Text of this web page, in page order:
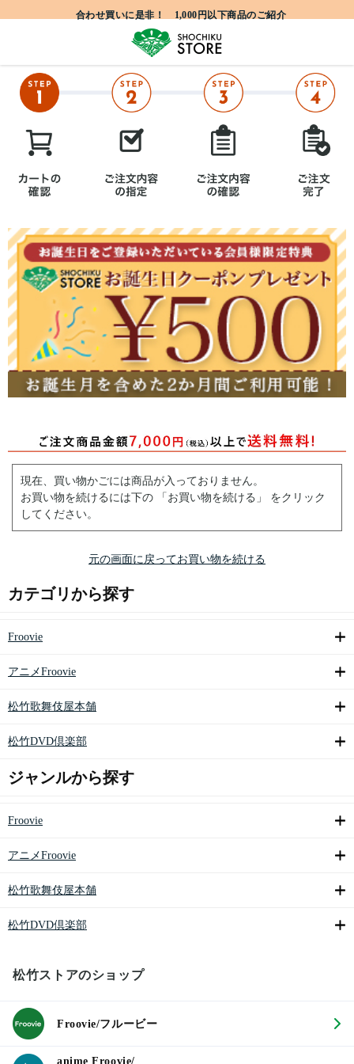
合わせ買いに是非！ 1,000円以下商品のご紹介
現在、買い物かごには商品が入っておりません。
お買い物を続けるには下の 「お買い物を続ける」 をクリック
してください。
元の画面に戻ってお買い物を続ける
カテゴリから探す
Froovie
アニメFroovie
松竹歌舞伎屋本舗
松竹DVD倶楽部
ジャンルから探す
Froovie
アニメFroovie
松竹歌舞伎屋本舗
松竹DVD倶楽部
松竹ストアのショップ
Froovie/フルービー
anime Froovie/